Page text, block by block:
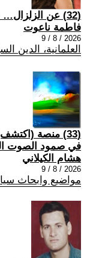
(32) عن الزلزال… سألوني!
فاطمة ناعوت
2026 / 8 / 9
العلمانية، الدين
(33) منصة
في صمود الصوت
هشام الكيلاني
2026 / 8 / 9
مواضيع وابحاث